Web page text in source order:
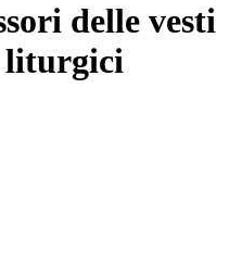
delle vesti
liturgici